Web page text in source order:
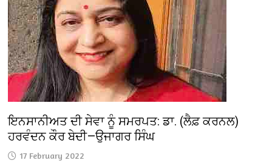
ਇਨਸਾਨੀਅਤ ਦੀ ਸੇਵਾ ਨੂੰ ਸਮਰਪਤ: ਡਾ. (ਲੈਫ਼ ਕਰਨਲ)
ਹਰਵੰਦਨ ਕੌਰ ਬੇਦੀ—ਉਜਾਗਰ ਸਿੰਘ
17 February 2022